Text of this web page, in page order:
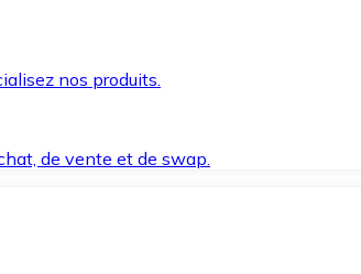
nos produits.
de vente et de swap.